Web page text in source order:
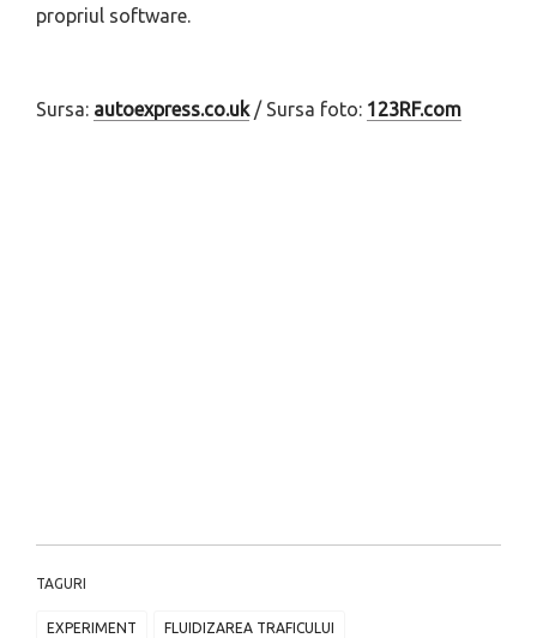
propriul software.
Sursa: autoexpress.co.uk/ Sursa foto: 123RF.com
TAGURI
EXPERIMENT FLUIDIZAREA TRAFICULUI